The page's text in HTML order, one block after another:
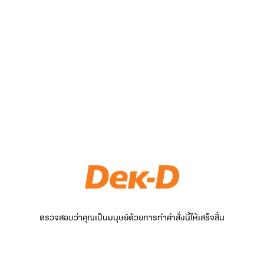
ตรวจสอบว่าคุณเป็นมนุษย์ด้วยการทำคำสั่งนี้ให้เสร็จสิ้น